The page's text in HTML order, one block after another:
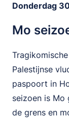
Donderdag
Mo
Palestijnse
paspoort in
seizoen is Mo
de grens en